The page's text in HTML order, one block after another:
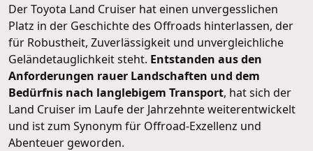
Der Toyota Land Cruiser hat einen unvergesslichen
Platz in der Geschichte des Offroads hinterlassen, der
für Robustheit, Zuverlässigkeit und unvergleichliche
Geländetauglichkeit steht. Entstanden aus den
Anforderungen rauer Landschaften und dem
Bedürfnis nach langlebigem Transport, hat sich der
Land Cruiser im Laufe der Jahrzehnte weiterentwickelt
und ist zum Synonym für Offroad-Exzellenz und
Abenteuer geworden.